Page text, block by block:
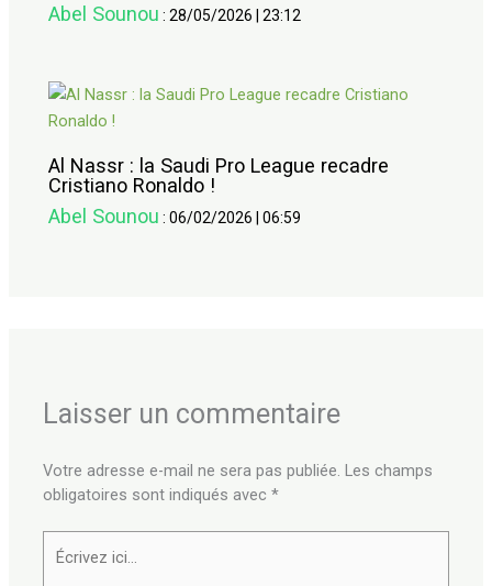
Abel Sounou :28/05/2026 |23:12
Al Nassr : la Saudi Pro League recadre
Cristiano Ronaldo !
Abel Sounou :06/02/2026 |06:59
Laisser un commentaire
Votre adresse e-mail ne sera pas publiée. Les champs
obligatoires sont indiqués avec*
Écrivez